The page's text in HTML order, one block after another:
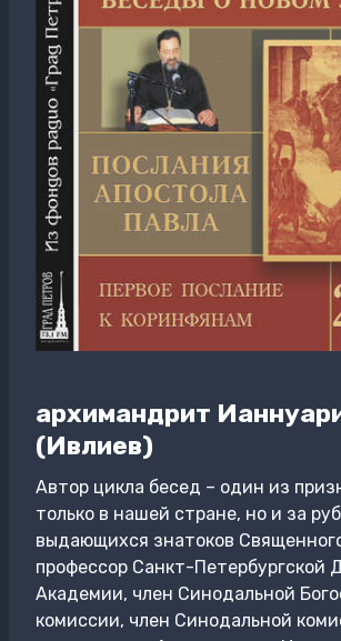
архимандрит
(Ивлиев)
Автор цикла бесед – один из
только в нашей стране, но и за
выдающихся знатоков
профессор Санкт-Петербургской
Академии, член Синодальной
комиссии, член Синодальной